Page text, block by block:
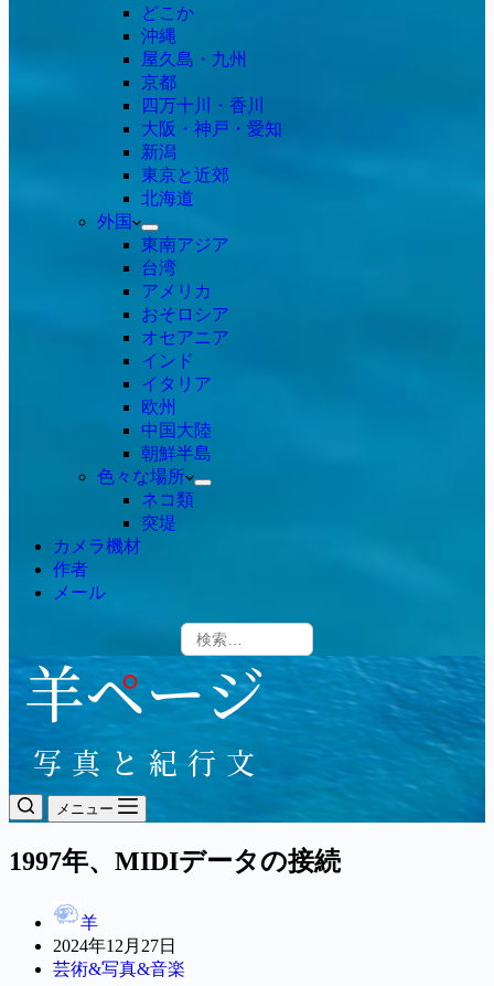
どこか
沖縄
屋久島・九州
京都
四万十川・香川
大阪・神戸・愛知
新潟
東京と近郊
北海道
外国
東南アジア
台湾
アメリカ
おそロシア
オセアニア
インド
イタリア
欧州
中国大陸
朝鮮半島
色々な場所
ネコ類
突堤
カメラ機材
作者
メール
メニュー
1997年、MIDIデータの接続
羊
2024年12月27日
芸術&写真&音楽